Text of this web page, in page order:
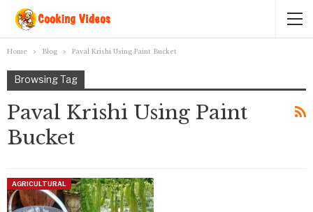
Home Blog Paval Krishi Using Paint Bucket
Browsing Tag
Paval Krishi Using Paint
Bucket
AGRICULTURAL